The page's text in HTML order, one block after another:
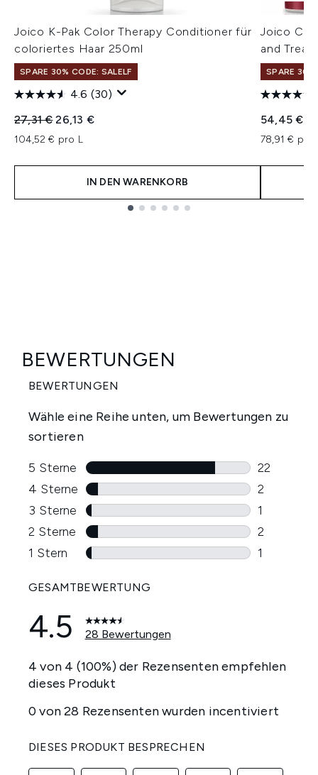
Joico K-Pak Color Therapy Conditioner für
coloriertes Haar 250ml
SPARE 30% CODE: SALELF
4.6 (30)
Unverbindliche Preisempfehlung:
27,31 €Aktueller Preis:
26,13 €
104,52 € pro L
IN DEN WARENKORB
Joico
and
SPARE 30%
54,45 €
78,91 € pro